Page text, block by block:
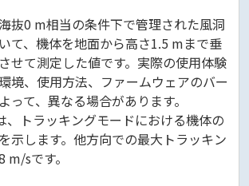
抜0 m相当の条件下で管理された風洞
て、機体を地面から高さ1.5 mまで垂
せて測定した値です。実際の使用体験
境、使用方法、ファームウェアのバー
って、異なる場合があります。
、トラッキングモードにおける機体の
示します。他方向での最大トラッキン
m/sです。